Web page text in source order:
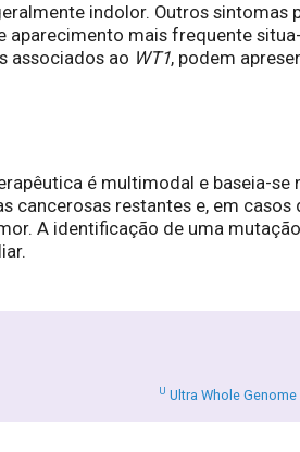
indolor. Outros sintomas
aparecimento mais frequente
associados ao WT1, podem
é multimodal e baseia-se
restantes e, em casos
A identificação de uma
U Ultra Whole